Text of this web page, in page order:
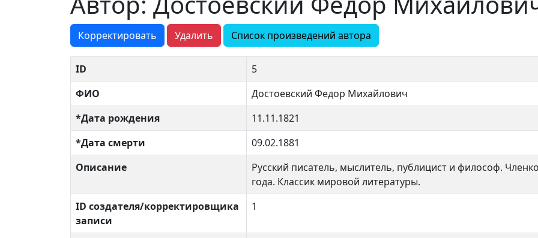
Корректировать Удалить Список произведений автора
ID
5
ФИО
Достоевский Федор Михайлович
*Дата рождения
11.11.1821
*Дата смерти
09.02.1881
Описание
Русский писатель, мыслитель, публицист и философ.
года. Классик мировой литературы.
ID создателя/корректировщика
записи
1